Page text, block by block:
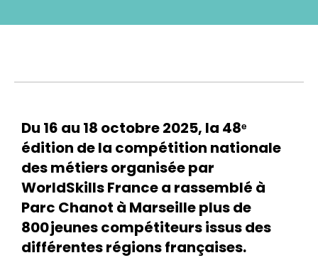
Du 16 au 18 octobre 2025, la 48ᵉ
édition de la compétition nationale
des métiers organisée par
WorldSkills France a rassemblé à
Parc Chanot à Marseille plus de
800 jeunes compétiteurs issus des
différentes régions françaises.